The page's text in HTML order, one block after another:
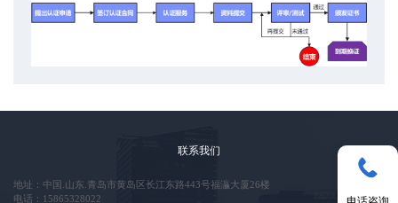
联系我们
地址：中国.山东.青岛市黄岛区长江东路443号福灜大厦26楼
电话：15865328022